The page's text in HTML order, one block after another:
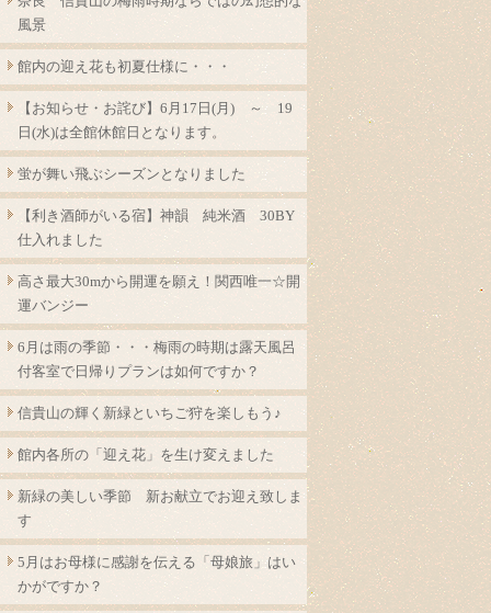
風景
館内の迎え花も初夏仕様に・・・
【お知らせ・お詫び】6月17日(月) ～ 19
日(水)は全館休館日となります。
蛍が舞い飛ぶシーズンとなりました
【利き酒師がいる宿】神韻 純米酒 30BY
仕入れました
高さ最大30mから開運を願え！関西唯一☆開
運バンジー
6月は雨の季節・・・梅雨の時期は露天風呂
付客室で日帰りプランは如何ですか？
信貴山の輝く新緑といちご狩を楽しもう♪
館内各所の「迎え花」を生け変えました
新緑の美しい季節 新お献立でお迎え致しま
す
5月はお母様に感謝を伝える「母娘旅」はい
かがですか？